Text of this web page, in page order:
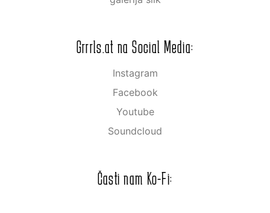
Grrrls.at na Social Media:
Instagram
Facebook
Youtube
Soundcloud
Časti nam Ko-Fi: